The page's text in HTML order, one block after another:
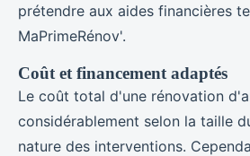
prétendre aux aides financières
MaPrimeRénov'.
Coût et financement adaptés
Le coût total d'une rénovation
considérablement selon la taille
nature des interventions.